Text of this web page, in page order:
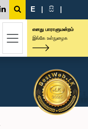
E | සි |
எனது பாராளுமன்றம்
இங்கே உள்நுழைக